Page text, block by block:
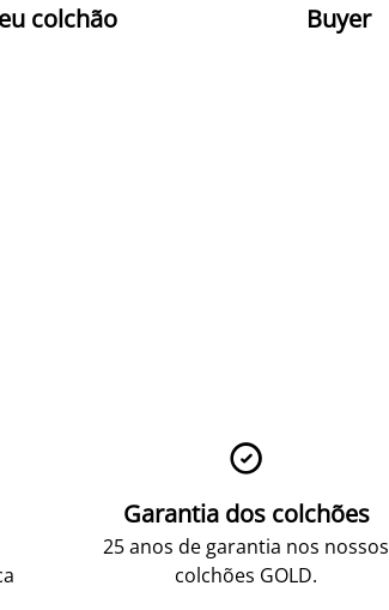
colchão
Buyer

Garantia dos colchões
25 anos de garantia nos nossos
colchões GOLD.